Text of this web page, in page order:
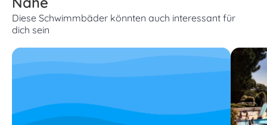
Diese Schwimmbäder könnten auch interessant für
dich sein